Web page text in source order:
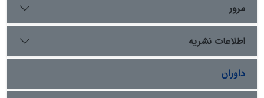
مرور
اطلاعات نشریه
داوران